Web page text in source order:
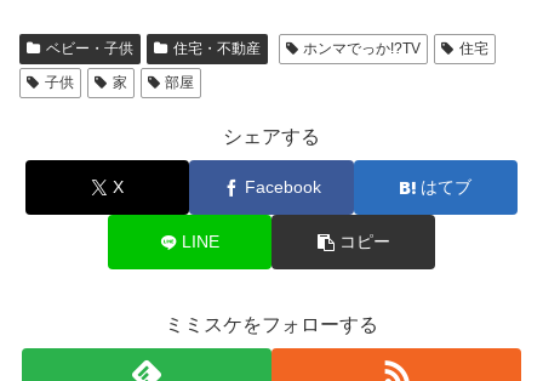
ベビー・子供 住宅・不動産 ホンマでっか!?TV
住宅
子供
家 部屋
シェアする
X Facebook はてブ
LINE コピー
ミミスケをフォローする